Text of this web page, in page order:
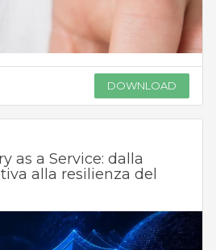
DOWNLOAD
as a Service: dalla
alla resilienza del